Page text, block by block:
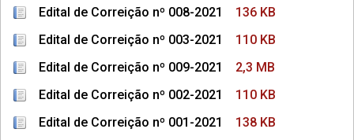
Edital de Correição nº 008-2021
136 KB
Edital de Correição nº 003-2021
110 KB
Edital de Correição nº 009-2021
2,3 MB
Edital de Correição nº 002-2021
110 KB
Edital de Correição nº 001-2021
138 KB